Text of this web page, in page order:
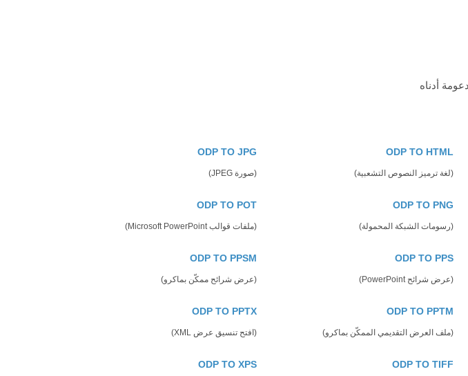
ODP TO HTML
(لغة ترميز النصوص التشعبية)
ODP TO JPG
(صورة JPEG)
ODP TO PNG
(رسومات الشبكة المحمولة)
ODP TO POT
(ملفات قوالب Microsoft PowerPoint)
ODP TO PPS
(عرض شرائح PowerPoint)
ODP TO PPSM
(عرض شرائح ممكّن بماكرو)
ODP TO PPTM
(ملف العرض التقديمي الممكّن بماكرو)
ODP TO PPTX
(افتح تنسيق عرض XML)
ODP TO TIFF
ODP TO XPS